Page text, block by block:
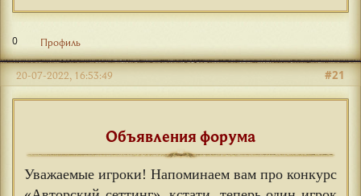
0 Профиль
#21
20-07-2022, 16:53:49
Объявления форума
Уважаемые игроки! Напоминаем вам про конкурс